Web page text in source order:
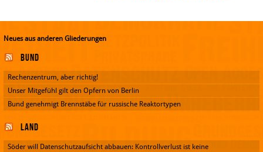
Neues aus anderen Gliederungen
Bund
Rechenzentrum, aber richtig!
Unser Mitgefühl gilt den Opfern von Berlin
Bund genehmigt Brennstäbe für russische Reaktortypen
Land
Söder will Datenschutzaufsicht abbauen: Kontrollverlust ist keine